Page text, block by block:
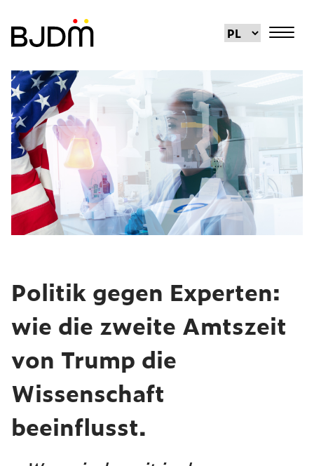
Politik gegen Experten:
wie die zweite Amtszeit
von Trump die
Wissenschaft
beeinflusst.